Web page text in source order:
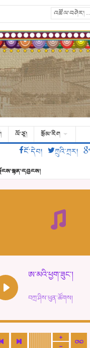
ལོ་ཙཱ།
རྩོམ་རིག
ངོ་དེབ།
ཀྲུའི་ཀྲར།
ཨ་མའི་ཕྱག་ཟུང་།
བཀྲ་ཤིས་ཕུན་ཚོགས།